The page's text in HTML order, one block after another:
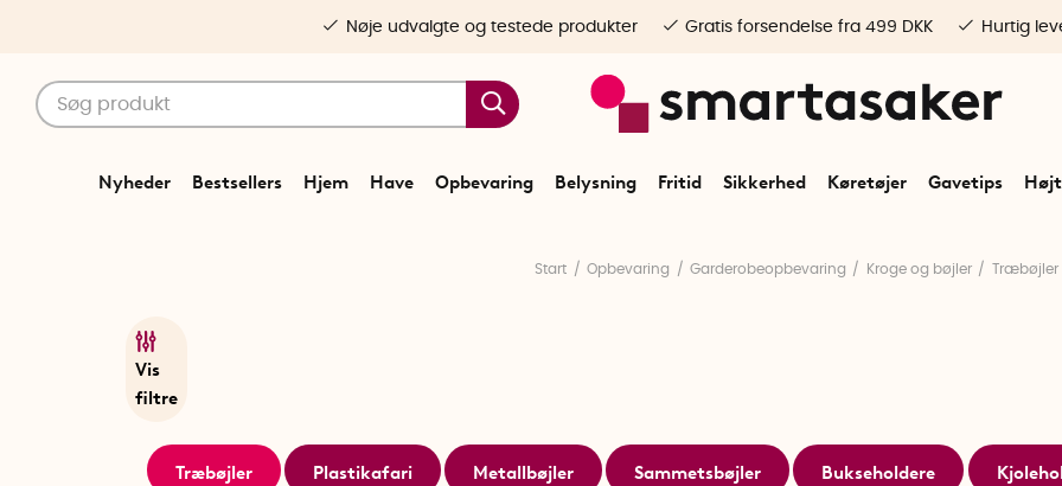
Nyheder Bestsellers Hjem Have Opbevaring Belysning Fritid Sikkerhed Køretøjer Gavetips
Nøje udvalgte og testede produkter Gratis forsendelse fra 499 DKK Hurtig
Start Opbevaring Garderobeopbevaring Kroge og bøjler Træbøjler
Vis
filtre
Træbøjler Plastikafari Metallbøjler Sammetsbøjler Bukseholdere